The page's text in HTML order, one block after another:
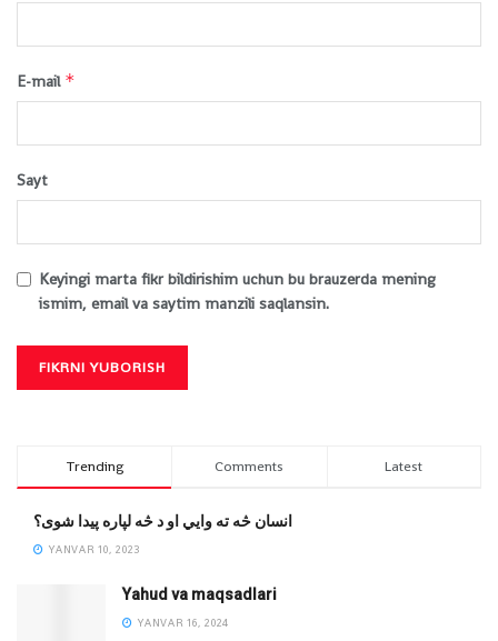
E-mail *
Sayt
Keyingi marta fikr bildirishim uchun bu brauzerda mening
ismim, email va saytim manzili saqlansin.
Trending Comments Latest
انسان څه ته وایي او د څه لپاره پیدا شوی؟
YANVAR 10, 2023
Yahud va maqsadlari
YANVAR 16, 2024